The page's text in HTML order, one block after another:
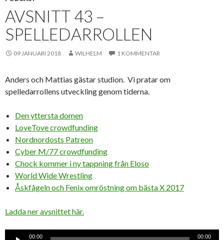
AVSNITT 43 –
SPELLEDARROLLEN
09 JANUARI 2018 WILHELM 1 KOMMENTAR
Anders och Mattias gästar studion. Vi pratar om
spelledarrollens utveckling genom tiderna.
Den yttersta domen
LoveTove crowdfunding
Nordnordosts Patreon
Cyber M/77 crowdfunding
Chock kommer i ny tappning från Eloso
World Wide Wrestling
Åskfågeln och Fenix omröstning om bästa X 2017
Ladda ner avsnittet här.
Ljudspelare
00:00 00:00